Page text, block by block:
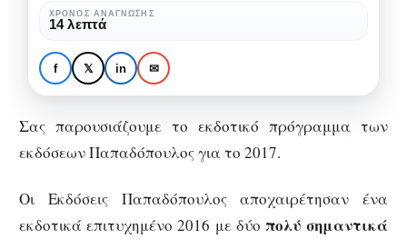
ΒΙΒΛΊΟ ΒΙΒΛΙΟΝΈΑ
Αυτό είναι το εκδοτικό
πρόγραμμα των εκδόσεων
Παπαδόπουλος για το 2017
πρόγραμμα
των
εκδόσεων
Παπαδόπουλος
το
2017
ΧΡΌΝΟΣ ΑΝΆΓΝΩΣΗΣ
14 λεπτά
f 𝕏 in ✉
Σας παρουσιάζουμε το εκδοτικό πρόγραμμα των
εκδόσεων Παπαδόπουλος για το 2017.
Οι Εκδόσεις Παπαδόπουλος αποχαιρέτησαν ένα
εκδοτικά επιτυχημένο 2016 με δύο πολύ σημαντικά